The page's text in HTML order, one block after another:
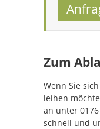
Zum
Wenn Sie
leihen
an unter
schnell und